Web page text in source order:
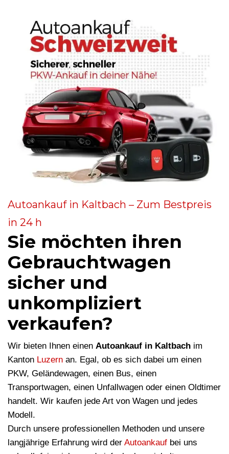
Autoankauf in Kaltbach – Zum Bestpreis
in 24 h
Sie möchten ihren
Gebrauchtwagen
sicher und
unkompliziert
verkaufen?
Wir bieten Ihnen einen Autoankauf in Kaltbach im
Kanton Luzern an. Egal, ob es sich dabei um einen
PKW, Geländewagen, einen Bus, einen
Transportwagen, einen Unfallwagen oder einen Oldtimer
handelt. Wir kaufen jede Art von Wagen und jedes
Modell.
Durch unsere professionellen Methoden und unsere
langjährige Erfahrung wird der Autoankauf bei uns